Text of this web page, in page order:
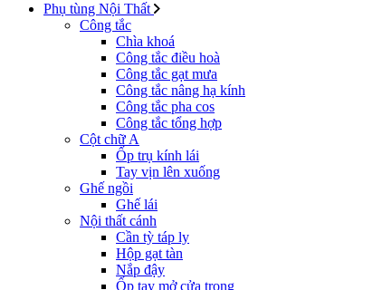
Phụ tùng Nội Thất
Công tắc
Chìa khoá
Công tắc điều hoà
Công tắc gạt mưa
Công tắc nâng hạ kính
Công tắc pha cos
Công tắc tổng hợp
Cột chữ A
Ốp trụ kính lái
Tay vịn lên xuống
Ghế ngồi
Ghế lái
Nội thất cánh
Cần tỳ táp ly
Hộp gạt tàn
Nắp đậy
Ốp tay mở cửa trong